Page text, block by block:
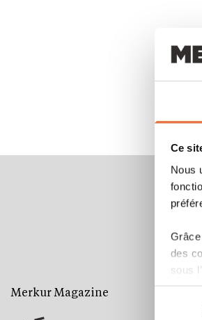
Ce
Nous
des
sous
Il est
Merkur Magazine